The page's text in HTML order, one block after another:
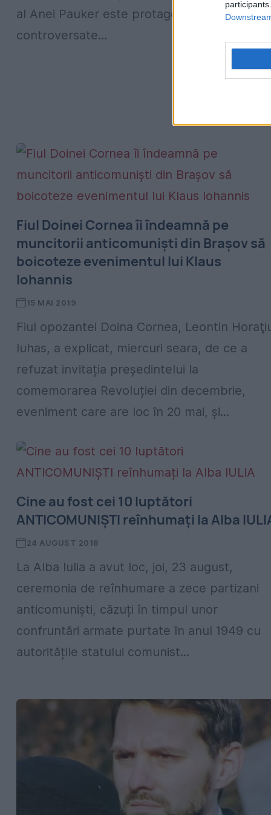
al Anei Pauker este protagonistul unei
controversate...
Fiul Doinei Cornea îi îndeamnă pe
muncitorii anticomuniști din Brașov să
boicoteze evenimentul lui Klaus
Iohannis
15 MAI 2019
Fiul opozantei Doina Cornea, Leontin
Iuhas, a explicat, miercuri seara, de ce a
refuzat invitația președintelui la
comemorarea Revoluției din decembrie,
eveniment care are loc în 20 mai, și...
Cine au fost cei 10 luptători
ANTICOMUNIȘTI reînhumați la Alba
24 AUGUST 2018
La Alba Iulia a avut loc, joi, 23 august,
ceremonia de reînhumare a zece partizani
anticomuniști, căzuți în timpul unor
confruntări armate purtate în anul 1949 cu
autoritățile statului comunist...